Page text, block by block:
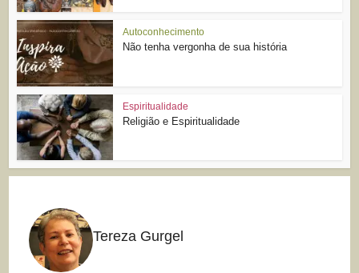
Autoconhecimento
Não tenha vergonha de sua história
Espiritualidade
Religião e Espiritualidade
Tereza Gurgel